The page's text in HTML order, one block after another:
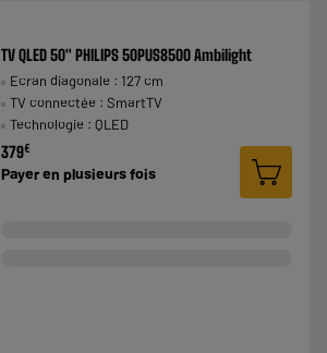
TV QLED 50" PHILIPS 50PUS8500 Ambilight
Ecran diagonale : 127 cm
TV connectée : SmartTV
Technologie : QLED
379€
Payer en plusieurs fois